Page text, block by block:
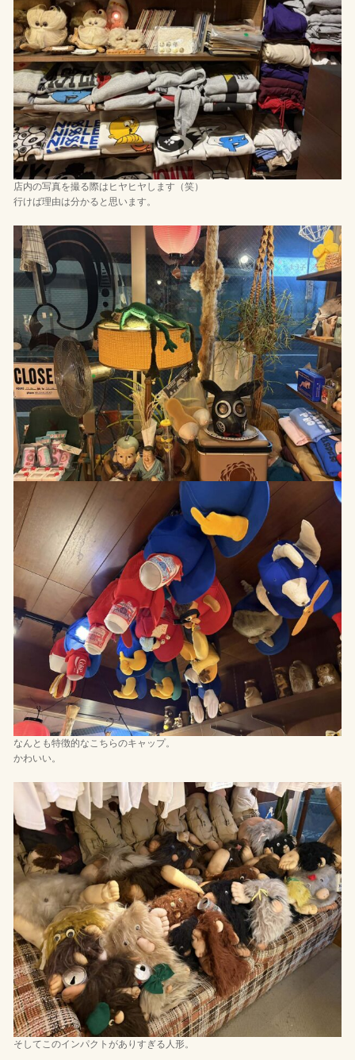
店内の写真を撮る際はヒヤヒヤします（笑）
行けば理由は分かると思います。
なんとも特徴的なこちらのキャップ。
かわいい。
そしてこのインパクトがありすぎる人形。